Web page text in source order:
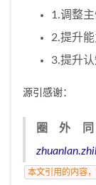
1.调整
2.提升
3.提升
源引感谢：
圈外
本文引用的内容